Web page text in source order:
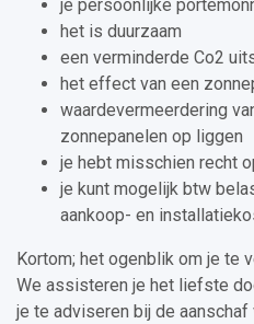
je persoonlijke
het is duurzaam
een verminderde Co2
het effect van een
waardevermeerdering
zonnepanelen op liggen
je hebt misschien recht
je kunt mogelijk btw
aankoop- en
Kortom; het ogenblik om je te
We assisteren je het liefste
je te adviseren bij de aanschaf